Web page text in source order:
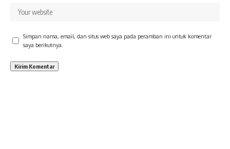
Simpan nama, email, dan situs web saya pada peramban ini untuk komentar
saya berikutnya.